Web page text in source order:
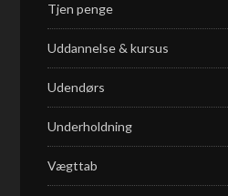
Tjen penge
Uddannelse & kursus
Udendørs
Underholdning
Vægttab